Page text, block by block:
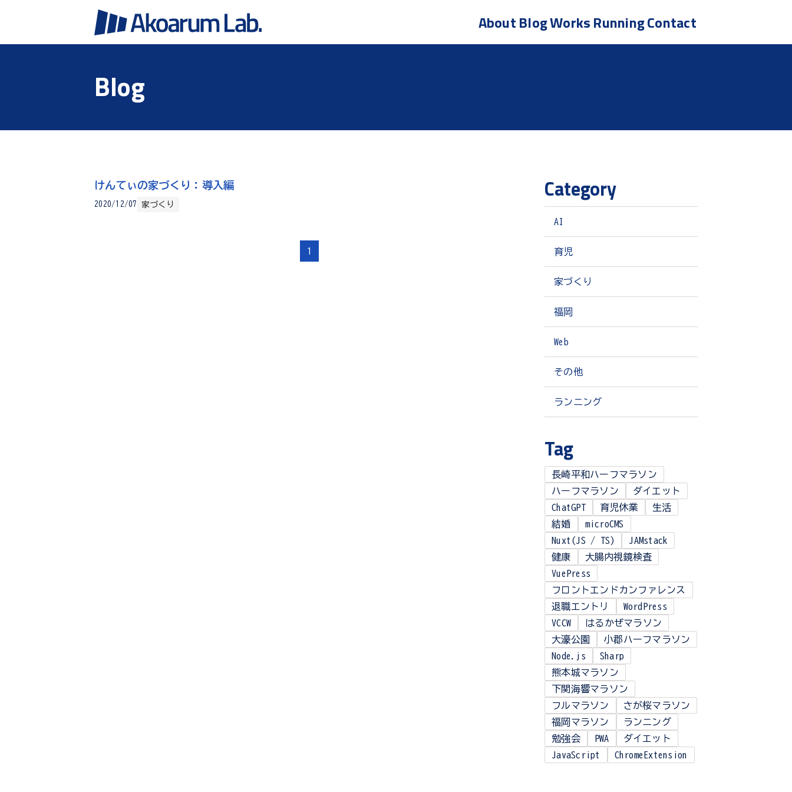
AboutBlogWorksRunningContact
Blog
けんてぃの家づくり：導入編
2020/12/07 家づくり
1
Category
AI
育児
家づくり
福岡
Web
その他
ランニング
Tag
長崎平和ハーフマラソン
ハーフマラソン
ダイエット
ChatGPT
育児休業
生活
結婚
microCMS
Nuxt(JS / TS)
JAMstack
健康
大腸内視鏡検査
VuePress
フロントエンドカンファレンス
退職エントリ
WordPress
VCCW
はるかぜマラソン
大濠公園
小郡ハーフマラソン
Node.js
Sharp
熊本城マラソン
下関海響マラソン
フルマラソン
さが桜マラソン
福岡マラソン
ランニング
勉強会
PWA
ダイエット
JavaScript
ChromeExtension